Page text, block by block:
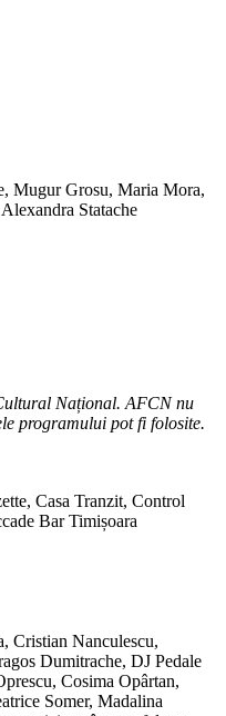
Mugur Grosu, Maria Mora,
Statache
Național. AFCN nu
programului pot fi folosite.
Casa Tranzit, Control
Bar Timișoara
Cristian Nanculescu,
Dumitrache, DJ Pedale
Cosima Opârtan,
Somer, Madalina